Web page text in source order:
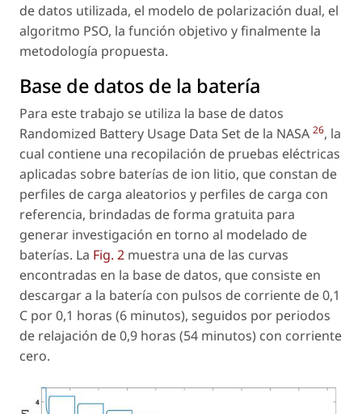
de datos utilizada, el modelo de polarización dual, el
algoritmo PSO, la función objetivo y finalmente la
metodología propuesta.
Base de datos de la batería
Para este trabajo se utiliza la base de datos
Randomized Battery Usage Data Set de la NASA 26, la
cual contiene una recopilación de pruebas eléctricas
aplicadas sobre baterías de ion litio, que constan de
perfiles de carga aleatorios y perfiles de carga con
referencia, brindadas de forma gratuita para
generar investigación en torno al modelado de
baterías. La Fig. 2 muestra una de las curvas
encontradas en la base de datos, que consiste en
descargar a la batería con pulsos de corriente de 0,1
C por 0,1 horas (6 minutos), seguidos por periodos
de relajación de 0,9 horas (54 minutos) con corriente
cero.